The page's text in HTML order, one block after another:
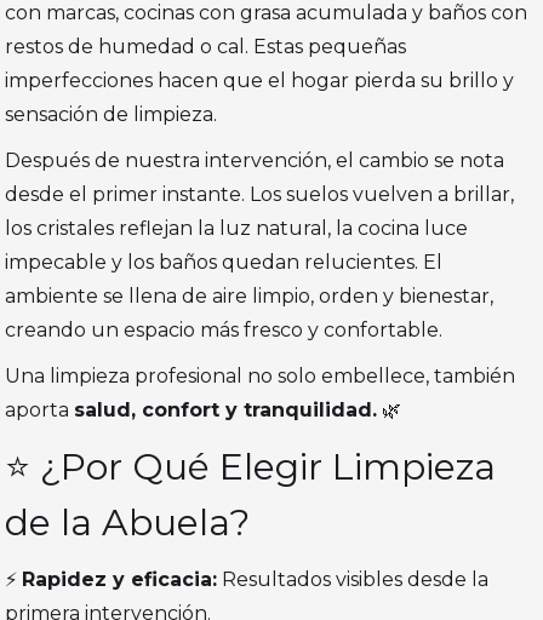
con marcas, cocinas con grasa acumulada y baños con
restos de humedad o cal. Estas pequeñas
imperfecciones hacen que el hogar pierda su brillo y
sensación de limpieza.
Después de nuestra intervención, el cambio se nota
desde el primer instante. Los suelos vuelven a brillar,
los cristales reflejan la luz natural, la cocina luce
impecable y los baños quedan relucientes. El
ambiente se llena de aire limpio, orden y bienestar,
creando un espacio más fresco y confortable.
Una limpieza profesional no solo embellece, también
aporta salud, confort y tranquilidad. 🌿
⭐ ¿Por Qué Elegir Limpieza
de la Abuela?
⚡ Rapidez y eficacia: Resultados visibles desde la
primera intervención.